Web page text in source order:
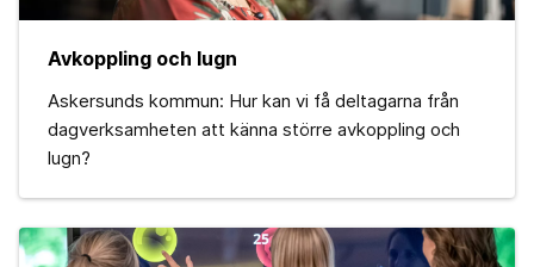
Avkoppling och lugn
Askersunds kommun: Hur kan vi få deltagarna från
dagverksamheten att känna större avkoppling och
lugn?